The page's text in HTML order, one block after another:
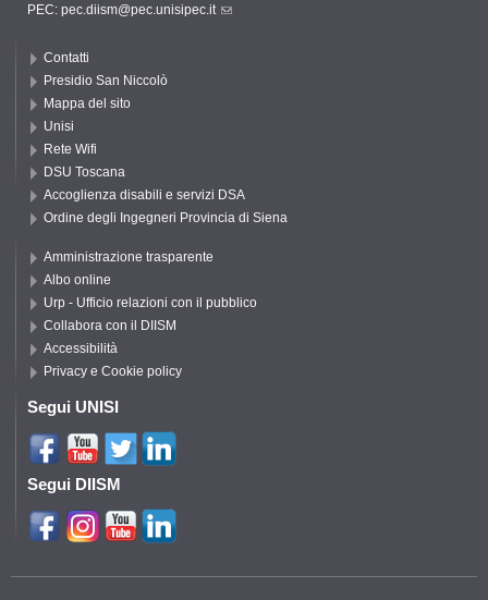
PEC: pec.diism@pec.unisipec.it
Contatti
Presidio San Niccolò
Mappa del sito
Unisi
Rete Wifi
DSU Toscana
Accoglienza disabili e servizi DSA
Ordine degli Ingegneri Provincia di Siena
Amministrazione trasparente
Albo online
Urp - Ufficio relazioni con il pubblico
Collabora con il DIISM
Accessibilità
Privacy e Cookie policy
Segui UNISI
Segui DIISM